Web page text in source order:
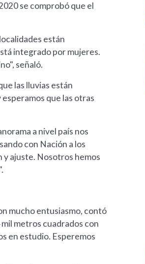
se comprobó que el
están
integrado por mujeres.
señaló.
las lluvias están
que las otras
a nivel país nos
con Nación a los
ajuste. Nosotros hemos
mucho entusiasmo, contó
metros cuadrados con
en estudio. Esperemos